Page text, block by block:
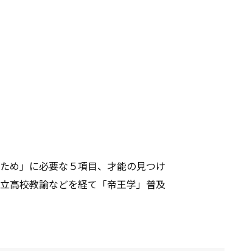
め」に必要な５項目、才能の見つけ
高校教諭などを経て「帝王学」普及